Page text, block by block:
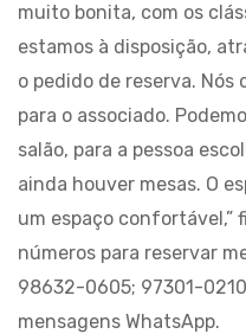
muito bonita, com os
estamos à disposição,
o pedido de reserva. Nós
para o associado.
salão, para a pessoa
ainda houver mesas. O
um espaço confortável,”
números para reservar
98632-0605; 97301-
mensagens WhatsApp.